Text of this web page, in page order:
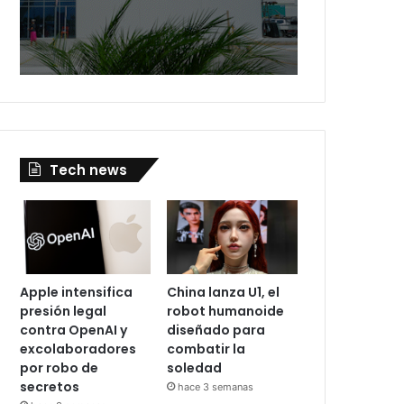
Tech news
Apple intensifica
presión legal
contra OpenAI y
excolaboradores
por robo de
secretos
China lanza U1, el
robot humanoide
diseñado para
combatir la
soledad
hace 3 semanas